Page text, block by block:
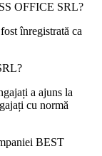
OFFICE SRL?
înregistrată ca
?
a ajuns la
cu normă
BEST